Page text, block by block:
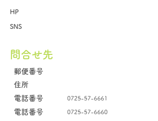
HP
SNS
問合せ先
郵便番号
住所
電話番号
0725-57-6661
電話番号 0725-57-6660